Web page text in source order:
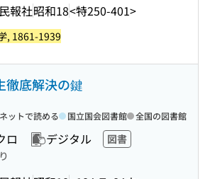
報社昭和18<特250-401>
, 1861-1939
徹底解決の鍵
ロ デジタル
図書
ットで読める 国立国会図書館 全国の図書館